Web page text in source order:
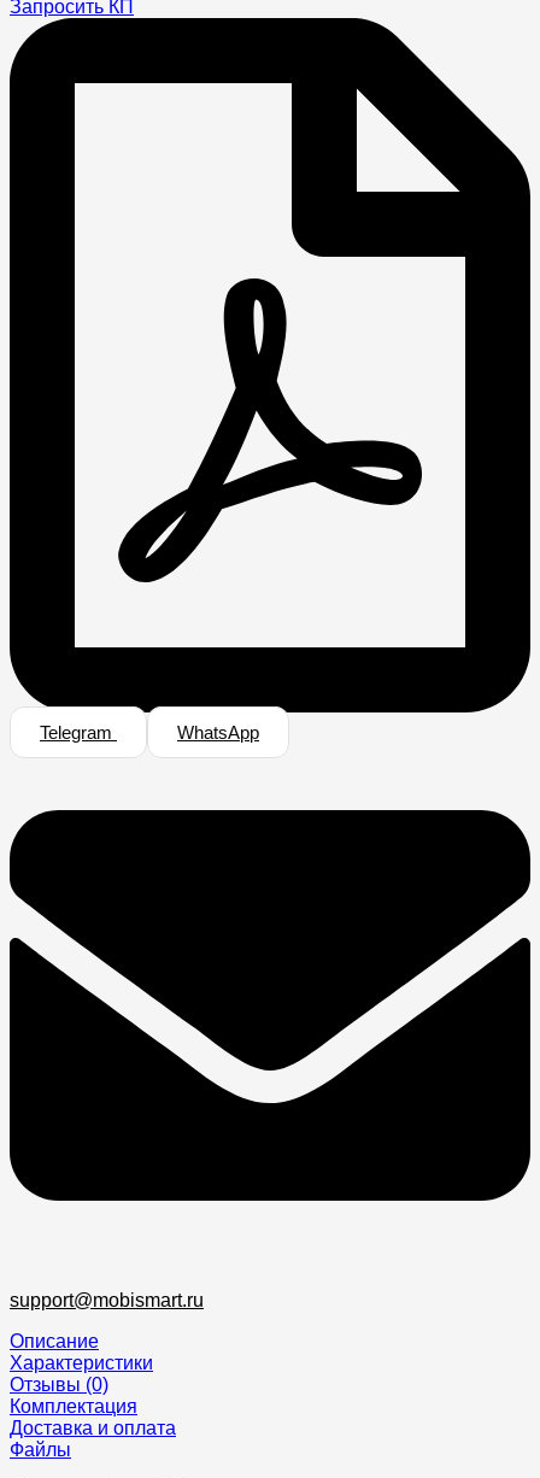
Запросить КП
Telegram WhatsApp
support@mobismart.ru
Описание
Характеристики
Отзывы (0)
Комплектация
Доставка и оплата
Файлы